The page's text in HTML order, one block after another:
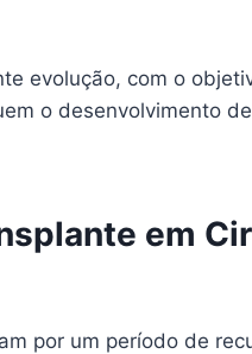
evolução, com o
o desenvolvimento
em
por um período de